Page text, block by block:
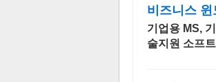
비즈니스
기업용 MS,
술지원 소프